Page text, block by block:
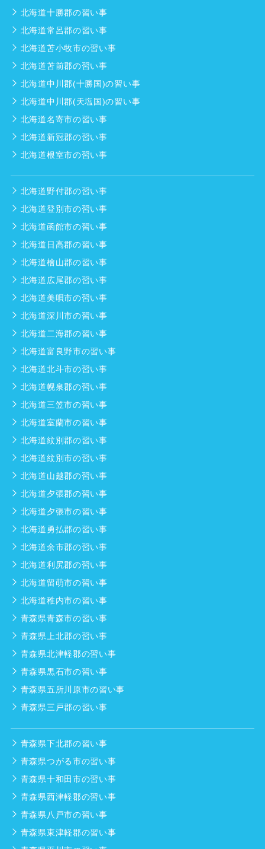
北海道十勝郡の習い事
北海道常呂郡の習い事
北海道苫小牧市の習い事
北海道苫前郡の習い事
北海道中川郡(十勝国)の習い事
北海道中川郡(天塩国)の習い事
北海道名寄市の習い事
北海道新冠郡の習い事
北海道根室市の習い事
北海道野付郡の習い事
北海道登別市の習い事
北海道函館市の習い事
北海道日高郡の習い事
北海道檜山郡の習い事
北海道広尾郡の習い事
北海道美唄市の習い事
北海道深川市の習い事
北海道二海郡の習い事
北海道富良野市の習い事
北海道北斗市の習い事
北海道幌泉郡の習い事
北海道三笠市の習い事
北海道室蘭市の習い事
北海道紋別郡の習い事
北海道紋別市の習い事
北海道山越郡の習い事
北海道夕張郡の習い事
北海道夕張市の習い事
北海道勇払郡の習い事
北海道余市郡の習い事
北海道利尻郡の習い事
北海道留萌市の習い事
北海道稚内市の習い事
青森県青森市の習い事
青森県上北郡の習い事
青森県北津軽郡の習い事
青森県黒石市の習い事
青森県五所川原市の習い事
青森県三戸郡の習い事
青森県下北郡の習い事
青森県つがる市の習い事
青森県十和田市の習い事
青森県西津軽郡の習い事
青森県八戸市の習い事
青森県東津軽郡の習い事